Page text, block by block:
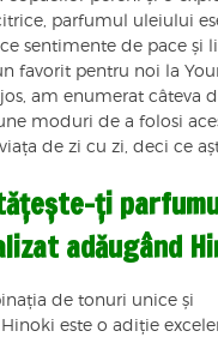
parfumul uleiului
sentimente de pace și
favorit pentru noi la
jos, am enumerat câteva
moduri de a folosi
de zi cu zi, deci ce
ți
adăugând
de tonuri unice și
Hinoki este o adiție